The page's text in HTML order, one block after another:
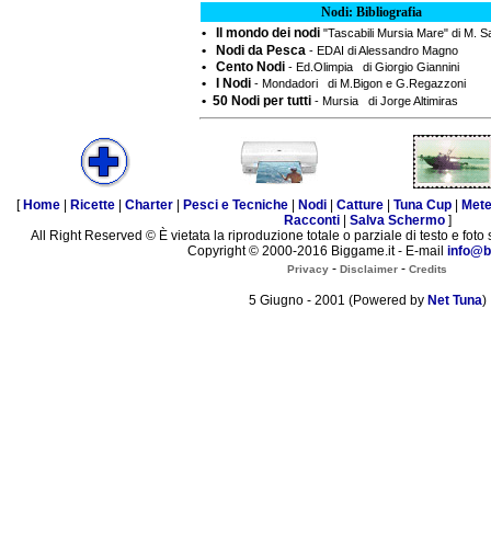
Nodi: Bibliografia
• Il mondo dei nodi "Tascabili Mursia Mare" di M.
• Nodi da Pesca - EDAI di Alessandro Magno
• Cento Nodi - Ed.Olimpia di Giorgio Giannini
• I Nodi - Mondadori di M.Bigon e G.Regazzoni
• 50 Nodi per tutti - Mursia di Jorge Altimiras
[ Home Ricette Charter Pesci e Tecniche Nodi Catture Tuna Cup
Racconti| Salva Schermo]
All Right Reserved © È vietata la riproduzione totale o parziale di testo e foto
Copyright © 2000-2016 Biggame.it - E-mail
Privacy - Disclaimer - Credits
5 Giugno - 2001 (Powered by Net Tuna)